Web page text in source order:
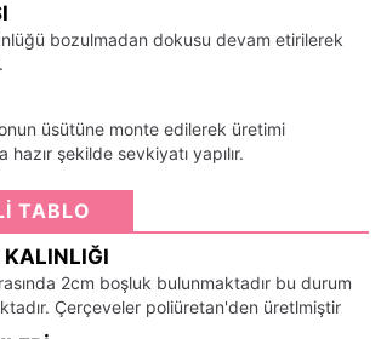
bozulmadan dokusu devam etirilerek
üsütüne monte edilerek üretimi
hazır şekilde sevkiyatı yapılır.
TABLO
KALINLIĞI
2cm boşluk bulunmaktadır bu durum
Çerçeveler poliüretan'den üretlmiştir